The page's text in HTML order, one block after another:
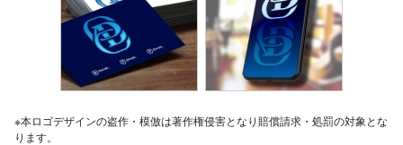
※本ロゴデザインの盗作・模倣は著作権侵害となり賠償請求・処罰の対象とな
ります。